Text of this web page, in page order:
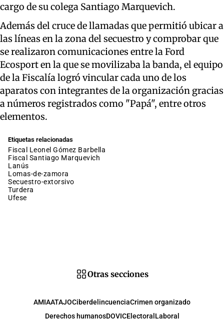
cargo de su colega Santiago Marquevich.
Además del cruce de llamadas que permitió ubicar a
las líneas en la zona del secuestro y comprobar que
se realizaron comunicaciones entre la Ford
Ecosport en la que se movilizaba la banda, el equipo
de la Fiscalía logró vincular cada uno de los
aparatos con integrantes de la organización gracias
a números registrados como "Papá", entre otros
elementos.
Etiquetas relacionadas
fiscal Leonel Gómez Barbella
fiscal Santiago Marquevich
Lanús
lomas-de-zamora
secuestro-extorsivo
Turdera
Ufese
Otras secciones
AMIAATAJOCiberdelincuenciaCrimen organizado
Derechos humanosDOVICElectoral Laboral